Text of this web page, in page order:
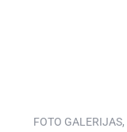
FOTO GALERIJAS,